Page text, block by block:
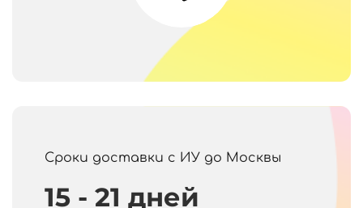
Сроки доставки с ИУ до Москвы
15 - 21 дней